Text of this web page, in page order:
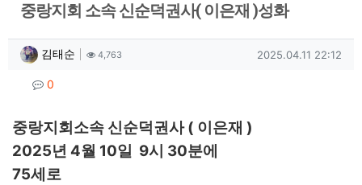
중랑지회 소속 신순덕권사( 이은재 )성화
작성자 정보
김태순 작성4,763조회 작성일
2025.04.11 22:12
컨텐츠 정보
0
본문
중랑지회소속 신순덕권사 ( 이은재 )
2025년 4월 10일 9시 30분에
75세로